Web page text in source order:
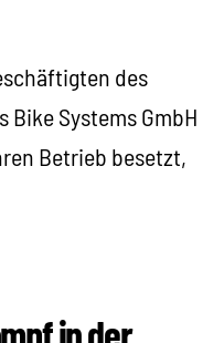
des
Systems GmbH
Betrieb besetzt,